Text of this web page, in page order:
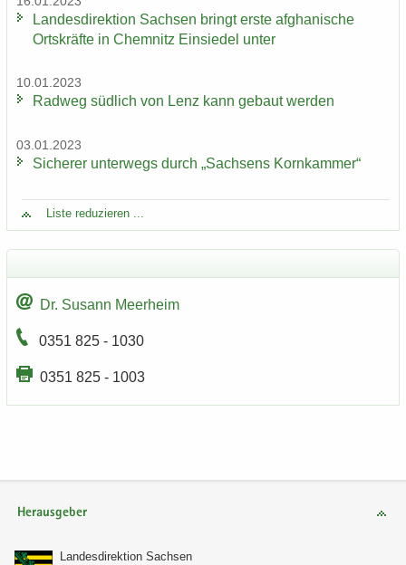
Lan­des­di­rek­ti­on Sach­sen bringt erste af­gha­ni­sche
Orts­kräf­te in Chem­nitz Ein­sie­del unter
10.01.2023
Rad­weg süd­lich von Lenz kann ge­baut wer­den
03.01.2023
Si­che­rer un­ter­wegs durch „Sach­sens Korn­kam­mer“
Liste re­du­zie­ren ...
Dr. Su­sann Meer­heim
0351 825 - 1030
0351 825 - 1003
Herausgeber
Lan­des­di­rek­ti­on Sach­sen